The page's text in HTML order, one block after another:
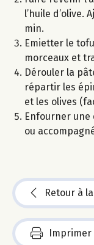
l’huile d’olive.
min.
Emietter le
morceaux et
Dérouler la
répartir les
et les olives
Enfourner une
ou
Retour à